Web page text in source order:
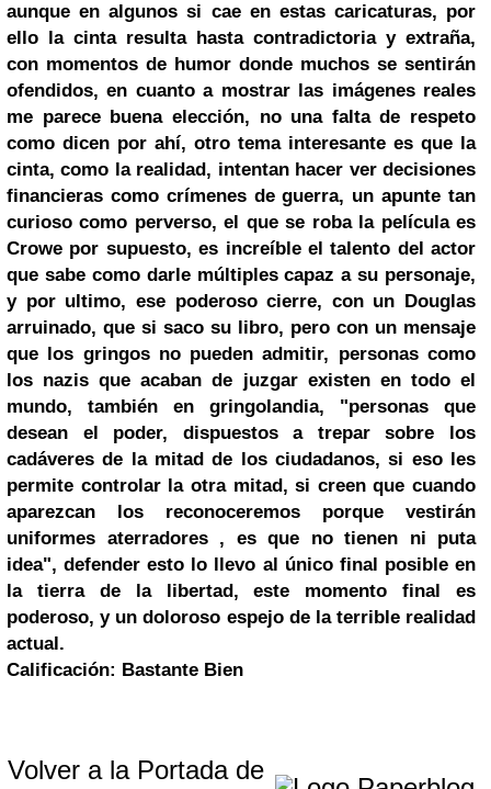
aunque en algunos si cae en estas caricaturas, por
ello la cinta resulta hasta contradictoria y extraña,
con momentos de humor donde muchos se sentirán
ofendidos, en cuanto a mostrar las imágenes reales
me parece buena elección, no una falta de respeto
como dicen por ahí, otro tema interesante es que la
cinta, como la realidad, intentan hacer ver decisiones
financieras como crímenes de guerra, un apunte tan
curioso como perverso, el que se roba la película es
Crowe por supuesto, es increíble el talento del actor
que sabe como darle múltiples capaz a su personaje,
y por ultimo, ese poderoso cierre, con un Douglas
arruinado, que si saco su libro, pero con un mensaje
que los gringos no pueden admitir, personas como
los nazis que acaban de juzgar existen en todo el
mundo, también en gringolandia, "personas que
desean el poder, dispuestos a trepar sobre los
cadáveres de la mitad de los ciudadanos, si eso les
permite controlar la otra mitad, si creen que cuando
aparezcan los reconoceremos porque vestirán
uniformes aterradores , es que no tienen ni puta
idea", defender esto lo llevo al único final posible en
la tierra de la libertad, este momento final es
poderoso, y un doloroso espejo de la terrible realidad
actual.
Calificación: Bastante Bien
Volver a la Portada de